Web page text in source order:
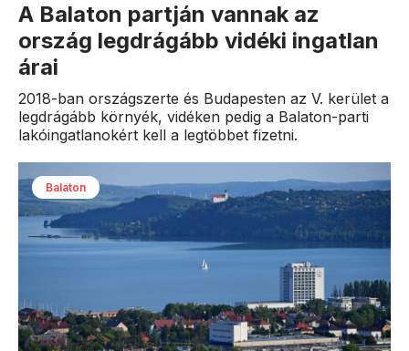
A Balaton partján vannak az
ország legdrágább vidéki ingatlan
árai
2018-ban országszerte és Budapesten az V. kerület a
legdrágább környék, vidéken pedig a Balaton-parti
lakóingatlanokért kell a legtöbbet fizetni.
Balaton